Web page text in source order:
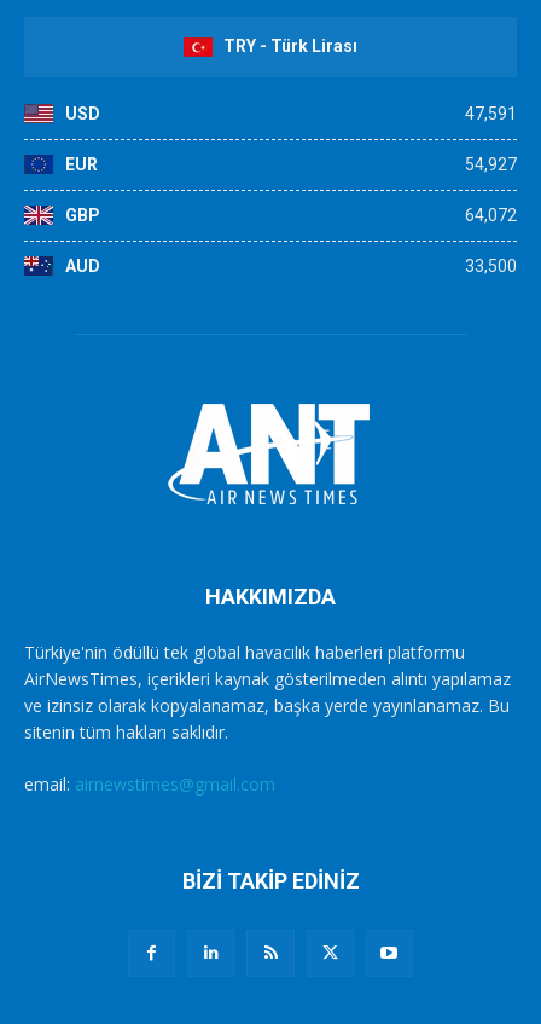
TRY - Türk Lirası
USD 47,591
EUR 54,927
GBP 64,072
AUD 33,500
HAKKIMIZDA
Türkiye'nin ödüllü tek global havacılık haberleri platformu
AirNewsTimes, içerikleri kaynak gösterilmeden alıntı yapılamaz
ve izinsiz olarak kopyalanamaz, başka yerde yayınlanamaz. Bu
sitenin tüm hakları saklıdır.
email: airnewstimes@gmail.com
BİZİ TAKİP EDİNİZ